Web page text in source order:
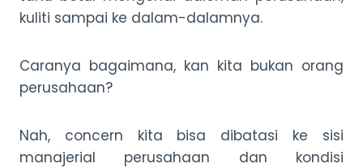
kuliti sampai ke dalam-dalamnya.
Caranya bagaimana, kan kita bukan orang
perusahaan?
Nah, concern kita bisa dibatasi ke sisi
manajerial perusahaan dan kondisi